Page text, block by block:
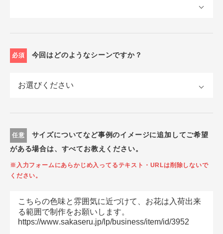
必須 今回はどのようなシーンですか？
任意
サイズについてなど事例のイメージに追加してご希望
がある場合は、すべてお教えください。
※入力フォームにあらかじめ入ってるテキスト・URLは削除しないで
ください。